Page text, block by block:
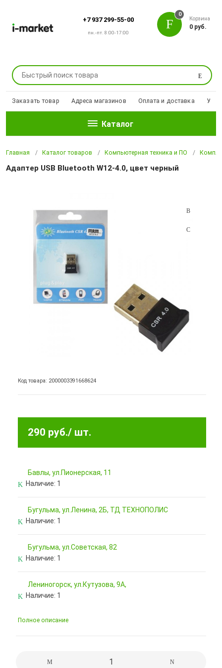
+7 937 299-55-00
пн.-пт. 8:00-17:00
Поиск
0
Корзина
0 руб.
Заказать товар Адреса магазинов Оплата и доставка
Каталог
Главная Каталог товаров Компьютерная техника и ПО
Адаптер USB Bluetooth W12-4.0, цвет черный
Код товара: 2000003391668624
290 руб./ шт.
Бавлы, ул.Пионерская, 11
Наличие: 1
Бугульма, ул.Ленина, 2Б, ТД ТЕХНОПОЛИС
Наличие: 1
Бугульма, ул.Советская, 82
Наличие: 1
Лениногорск, ул.Кутузова, 9А,
Наличие: 1
Полное описание